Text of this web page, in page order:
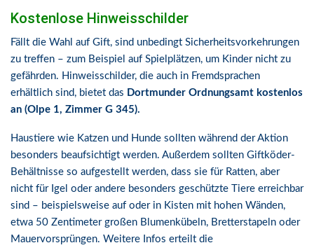
Kostenlose Hinweisschilder
Fällt die Wahl auf Gift, sind unbedingt Sicherheitsvorkehrungen
zu treffen – zum Beispiel auf Spielplätzen, um Kinder nicht zu
gefährden. Hinweisschilder, die auch in Fremdsprachen
erhältlich sind, bietet das Dortmunder Ordnungsamt kostenlos
an (Olpe 1, Zimmer G 345).
Haustiere wie Katzen und Hunde sollten während der Aktion
besonders beaufsichtigt werden. Außerdem sollten Giftköder-
Behältnisse so aufgestellt werden, dass sie für Ratten, aber
nicht für Igel oder andere besonders geschützte Tiere erreichbar
sind – beispielsweise auf oder in Kisten mit hohen Wänden,
etwa 50 Zentimeter großen Blumenkübeln, Bretterstapeln oder
Mauervorsprüngen. Weitere Infos erteilt die